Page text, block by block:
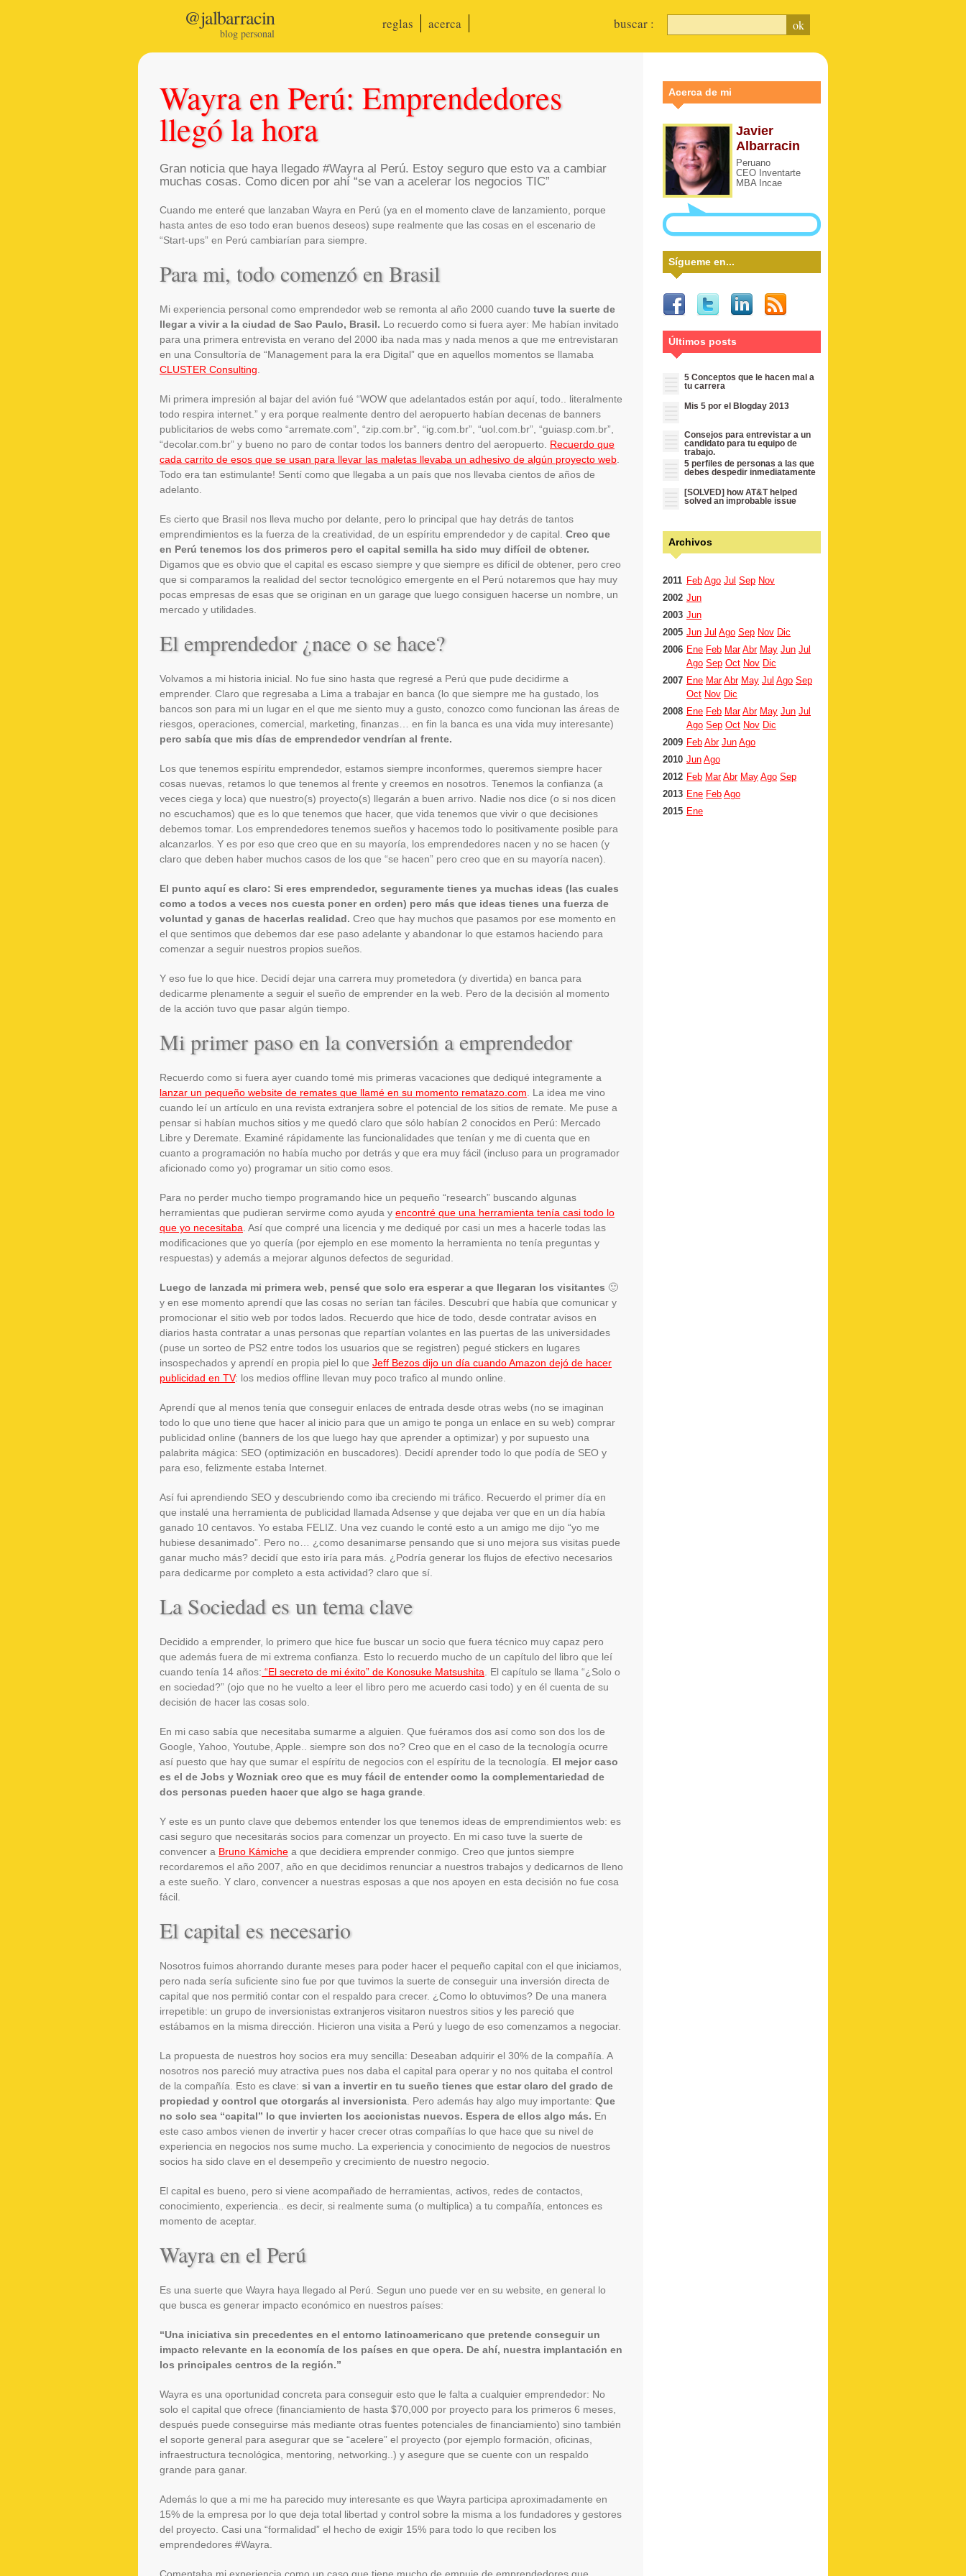
@jalbarracin
blog personal
acerca
reglas buscar :
Wayra en Perú: Emprendedores
llegó la hora
Gran noticia que haya llegado #Wayra al Perú. Estoy seguro que esto va a cambiar
muchas cosas. Como dicen por ahí “se van a acelerar los negocios TIC”
Cuando me enteré que lanzaban Wayra en Perú (ya en el momento clave de lanzamiento, porque
hasta antes de eso todo eran buenos deseos) supe realmente que las cosas en el escenario de
“Start-ups” en Perú cambiarían para siempre.
Para mi, todo comenzó en Brasil
Mi experiencia personal como emprendedor web se remonta al año 2000 cuando tuve la suerte de
llegar a vivir a la ciudad de Sao Paulo, Brasil. Lo recuerdo como si fuera ayer: Me habían invitado
para una primera entrevista en verano del 2000 iba nada mas y nada menos a que me entrevistaran
en una Consultoría de “Management para la era Digital” que en aquellos momentos se llamaba
CLUSTER Consulting
Mi primera impresión al bajar del avión fué “WOW que adelantados están por aquí, todo.. literalmente
todo respira internet.” y era porque realmente dentro del aeropuerto habían decenas de banners
publicitarios de webs como “arremate.com”, “zip.com.br”, “ig.com.br”, “uol.com.br”, “guiasp.com.br”,
“decolar.com.br” y bueno no paro de contar todos los banners dentro del aeropuerto. Recuerdo que
cada carrito de esos que se usan para llevar las maletas llevaba un adhesivo de algún proyecto web
Todo era tan estimulante! Sentí como que llegaba a un país que nos llevaba cientos de años de
adelanto.
Es cierto que Brasil nos lleva mucho por delante, pero lo principal que hay detrás de tantos
emprendimientos es la fuerza de la creatividad, de un espíritu emprendedor y de capital. Creo que
en Perú tenemos los dos primeros pero el capital semilla ha sido muy difícil de obtener.
Digamos que es obvio que el capital es escaso siempre y que siempre es difícil de obtener, pero creo
que si comparamos la realidad del sector tecnológico emergente en el Perú notaremos que hay muy
pocas empresas de esas que se originan en un garage que luego consiguen hacerse un nombre, un
mercado y utilidades.
El emprendedor ¿nace o se hace?
Volvamos a mi historia inicial. No fue sino hasta que regresé a Perú que pude decidirme a
emprender. Claro que regresaba a Lima a trabajar en banca (lo que siempre me ha gustado, los
bancos son para mi un lugar en el que me siento muy a gusto, conozco como funcionan las áreas de
riesgos, operaciones, comercial, marketing, finanzas… en fin la banca es una vida muy interesante)
pero sabía que mis días de emprendedor vendrían al frente.
Los que tenemos espíritu emprendedor, estamos siempre inconformes, queremos siempre hacer
cosas nuevas, retamos lo que tenemos al frente y creemos en nosotros. Tenemos la confianza (a
veces ciega y loca) que nuestro(s) proyecto(s) llegarán a buen arrivo. Nadie nos dice (o si nos dicen
no escuchamos) que es lo que tenemos que hacer, que vida tenemos que vivir o que decisiones
debemos tomar. Los emprendedores tenemos sueños y hacemos todo lo positivamente posible para
alcanzarlos. Y es por eso que creo que en su mayoría, los emprendedores nacen y no se hacen (y
claro que deben haber muchos casos de los que “se hacen” pero creo que en su mayoría nacen).
El punto aquí es claro: Si eres emprendedor, seguramente tienes ya muchas ideas (las cuales
como a todos a veces nos cuesta poner en orden) pero más que ideas tienes una fuerza de
voluntad y ganas de hacerlas realidad. Creo que hay muchos que pasamos por ese momento en
el que sentimos que debemos dar ese paso adelante y abandonar lo que estamos haciendo para
comenzar a seguir nuestros propios sueños.
Y eso fue lo que hice. Decidí dejar una carrera muy prometedora (y divertida) en banca para
dedicarme plenamente a seguir el sueño de emprender en la web. Pero de la decisión al momento
de la acción tuvo que pasar algún tiempo.
Mi primer paso en la conversión a emprendedor
Recuerdo como si fuera ayer cuando tomé mis primeras vacaciones que dediqué integramente a
lanzar un pequeño website de remates que llamé en su momento rematazo.com . La idea me vino
cuando leí un artículo en una revista extranjera sobre el potencial de los sitios de remate. Me puse a
pensar si habían muchos sitios y me quedó claro que sólo habían 2 conocidos en Perú: Mercado
Libre y Deremate. Examiné rápidamente las funcionalidades que tenían y me di cuenta que en
cuanto a programación no había mucho por detrás y que era muy fácil (incluso para un programador
aficionado como yo) programar un sitio como esos.
Para no perder mucho tiempo programando hice un pequeño “research” buscando algunas
herramientas que pudieran servirme como ayuda y encontré que una herramienta tenía casi todo lo
que yo necesitaba . Así que compré una licencia y me dediqué por casi un mes a hacerle todas las
modificaciones que yo quería (por ejemplo en ese momento la herramienta no tenía preguntas y
respuestas) y además a mejorar algunos defectos de seguridad.
Luego de lanzada mi primera web, pensé que solo era esperar a que llegaran los visitantes 🙂
y en ese momento aprendí que las cosas no serían tan fáciles. Descubrí que había que comunicar y
promocionar el sitio web por todos lados. Recuerdo que hice de todo, desde contratar avisos en
diarios hasta contratar a unas personas que repartían volantes en las puertas de las universidades
(puse un sorteo de PS2 entre todos los usuarios que se registren) pegué stickers en lugares
insospechados y aprendí en propia piel lo que Jeff Bezos dijo un día cuando Amazon dejó de hacer
publicidad en TV: los medios offline llevan muy poco trafico al mundo online.
Aprendí que al menos tenía que conseguir enlaces de entrada desde otras webs (no se imaginan
todo lo que uno tiene que hacer al inicio para que un amigo te ponga un enlace en su web) comprar
publicidad online (banners de los que luego hay que aprender a optimizar) y por supuesto una
palabrita mágica: SEO (optimización en buscadores). Decidí aprender todo lo que podía de SEO y
para eso, felizmente estaba Internet.
Así fui aprendiendo SEO y descubriendo como iba creciendo mi tráfico. Recuerdo el primer día en
que instalé una herramienta de publicidad llamada Adsense y que dejaba ver que en un día había
ganado 10 centavos. Yo estaba FELIZ. Una vez cuando le conté esto a un amigo me dijo “yo me
hubiese desanimado”. Pero no… ¿como desanimarse pensando que si uno mejora sus visitas puede
ganar mucho más? decidí que esto iría para más. ¿Podría generar los flujos de efectivo necesarios
para dedicarme por completo a esta actividad? claro que sí.
La Sociedad es un tema clave
Decidido a emprender, lo primero que hice fue buscar un socio que fuera técnico muy capaz pero
que además fuera de mi extrema confianza. Esto lo recuerdo mucho de un capítulo del libro que leí
cuando tenía 14 años: “El secreto de mi éxito” de Konosuke Matsushita . El capítulo se llama “¿Solo o
en sociedad?” (ojo que no he vuelto a leer el libro pero me acuerdo casi todo) y en él cuenta de su
decisión de hacer las cosas solo.
En mi caso sabía que necesitaba sumarme a alguien. Que fuéramos dos así como son dos los de
Google, Yahoo, Youtube, Apple.. siempre son dos no? Creo que en el caso de la tecnología ocurre
así puesto que hay que sumar el espíritu de negocios con el espíritu de la tecnología. El mejor caso
es el de Jobs y Wozniak creo que es muy fácil de entender como la complementariedad de
dos personas pueden hacer que algo se haga grande
Y este es un punto clave que debemos entender los que tenemos ideas de emprendimientos web: es
casi seguro que necesitarás socios para comenzar un proyecto. En mi caso tuve la suerte de
convencer a Bruno Kámiche a que decidiera emprender conmigo. Creo que juntos siempre
recordaremos el año 2007, año en que decidimos renunciar a nuestros trabajos y dedicarnos de lleno
a este sueño. Y claro, convencer a nuestras esposas a que nos apoyen en esta decisión no fue cosa
fácil.
El capital es necesario
Nosotros fuimos ahorrando durante meses para poder hacer el pequeño capital con el que iniciamos,
pero nada sería suficiente sino fue por que tuvimos la suerte de conseguir una inversión directa de
capital que nos permitió contar con el respaldo para crecer. ¿Como lo obtuvimos? De una manera
irrepetible: un grupo de inversionistas extranjeros visitaron nuestros sitios y les pareció que
estábamos en la misma dirección. Hicieron una visita a Perú y luego de eso comenzamos a negociar.
La propuesta de nuestros hoy socios era muy sencilla: Deseaban adquirir el 30% de la compañía. A
nosotros nos pareció muy atractiva pues nos daba el capital para operar y no nos quitaba el control
de la compañía. Esto es clave: si van a invertir en tu sueño tienes que estar claro del grado de
propiedad y control que otorgarás al inversionista . Pero además hay algo muy importante: Que
no solo sea “capital” lo que invierten los accionistas nuevos. Espera de ellos algo más. En
este caso ambos vienen de invertir y hacer crecer otras compañías lo que hace que su nivel de
experiencia en negocios nos sume mucho. La experiencia y conocimiento de negocios de nuestros
socios ha sido clave en el desempeño y crecimiento de nuestro negocio.
El capital es bueno, pero si viene acompañado de herramientas, activos, redes de contactos,
conocimiento, experiencia.. es decir, si realmente suma (o multiplica) a tu compañía, entonces es
momento de aceptar.
Wayra en el Perú
Es una suerte que Wayra haya llegado al Perú. Segun uno puede ver en su website, en general lo
que busca es generar impacto económico en nuestros países:
“Una iniciativa sin precedentes en el entorno latinoamericano que pretende conseguir un
impacto relevante en la economía de los países en que opera. De ahí, nuestra implantación en
los principales centros de la región.”
Wayra es una oportunidad concreta para conseguir esto que le falta a cualquier emprendedor: No
solo el capital que ofrece (financiamiento de hasta $70,000 por proyecto para los primeros 6 meses,
después puede conseguirse más mediante otras fuentes potenciales de financiamiento) sino también
el soporte general para asegurar que se “acelere” el proyecto (por ejemplo formación, oficinas,
infraestructura tecnológica, mentoring, networking..) y asegure que se cuente con un respaldo
grande para ganar.
Además lo que a mi me ha parecido muy interesante es que Wayra participa aproximadamente en
15% de la empresa por lo que deja total libertad y control sobre la misma a los fundadores y gestores
del proyecto. Casi una “formalidad” el hecho de exigir 15% para todo lo que reciben los
emprendedores #Wayra.
Acerca de mi
Javier
Albarracin
Peruano
CEO Inventarte
MBA Incae
Sígueme en...
Últimos posts
5 Conceptos que le hacen mal a
tu carrera
Mis 5 por el Blogday 2013
Consejos para entrevistar a un
candidato para tu equipo de
trabajo.
5 perfiles de personas a las que
debes despedir inmediatamente
[SOLVED] how AT&T helped
solved an improbable issue
Archivos
2011 Feb Ago Jul Sep Nov
2002 Jun
2003 Jun
2005 Jun Jul Ago Sep Nov Dic
2006 Ene Feb Mar Abr May Jun Jul
Ago Sep Oct Nov Dic
2007 Ene Mar Abr May Jul Ago Sep
Oct Nov Dic
2008 Ene Feb Mar Abr May Jun Jul
Ago Sep Oct Nov Dic
2009 Feb Abr Jun Ago
2010 Jun Ago
2012 Feb Mar Abr May Ago Sep
2013 Ene Feb Ago
2015 Ene